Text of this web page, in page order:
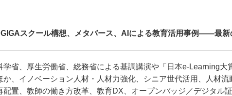
スクール構想、メタバース、AIによる教育活用事例――最新
省、厚生労働省、総務省による基調講演や「日本e-Learning大
か、イノベーション人材・人材力強化、シニア世代活用、人材流
置、教師の働き方改革、教育DX、オープンバッジ／デジタル証